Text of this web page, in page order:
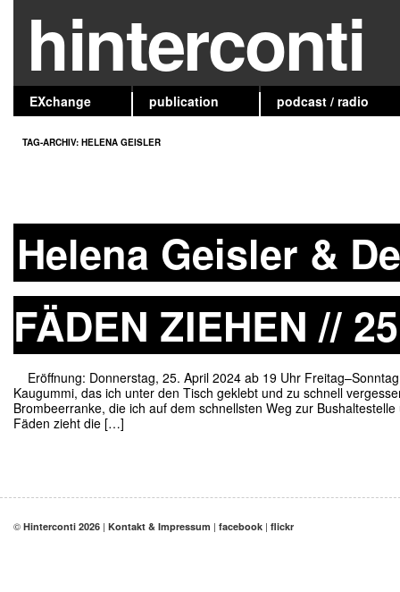
hinterconti
EXchange publication podcast / radio
TAG-ARCHIV: HELENA GEISLER
Helena Geisler &
FÄDEN ZIEHEN //
Eröffnung: Donnerstag, 25. April 2024 ab 19 Uhr
Kaugummi, das ich unter den Tisch geklebt und zu schnell
Brombeerranke, die ich auf dem schnellsten Weg zur
Fäden zieht die […]
© Hinterconti 2026 | Kontakt & Impressum | facebook | flickr